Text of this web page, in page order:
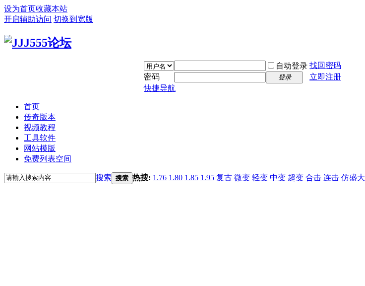
设为首页收藏本站
开启辅助访问 切换到宽版
自动登录 找回密码
密码
登录
立即注册
快捷导航
首页
传奇版本
视频教程
工具软件
网站模版
免费列表空间
搜索 搜索 热搜: 1.76 1.80 1.85 1.95 复古 微变 轻变 中变 超变 合击 连击 仿盛大